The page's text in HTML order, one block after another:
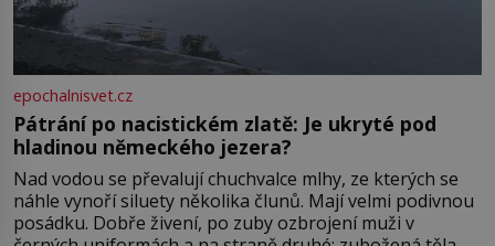
epochalnisvet.cz
Pátrání po nacistickém zlatě: Je ukryté pod
hladinou německého jezera?
Nad vodou se převalují chuchvalce mlhy, ze kterých se
náhle vynoří siluety několika člunů. Mají velmi podivnou
posádku. Dobře živení, po zuby ozbrojení muži v